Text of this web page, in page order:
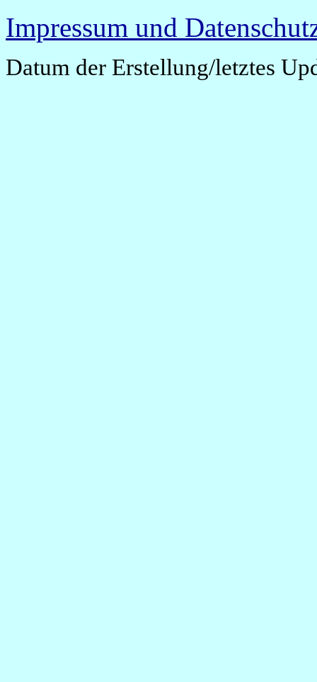
Impressum und
Datum der Erstellung/letztes